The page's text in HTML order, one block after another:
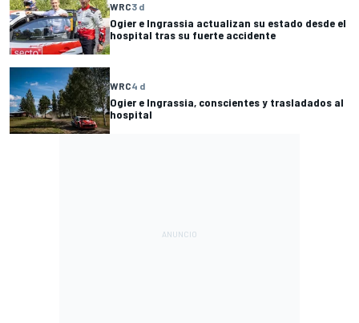
WRC3 d
Ogier e Ingrassia actualizan su estado desde el
hospital tras su fuerte accidente
WRC4 d
Ogier e Ingrassia, conscientes y trasladados al
hospital